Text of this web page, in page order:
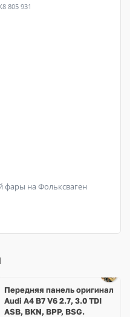
805 931
фары на Фольксваген
Передняя панель оригинал
Audi A4 B7 V6 2.7, 3.0 TDI
ASB, BKN, BPP, BSG.